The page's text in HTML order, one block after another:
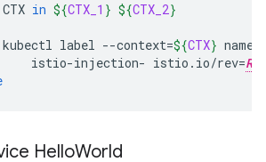
CTX in ${CTX_1 } ${CTX_2}
kubectl label --context=${CTX}
istio-injection- istio.io/rev=
HelloWorld